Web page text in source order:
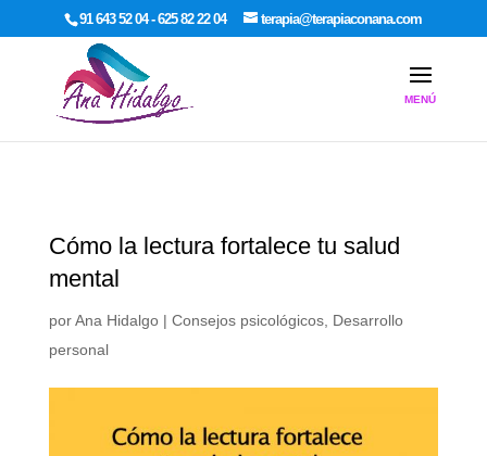
google-site-verification: google7dcda757e565a307.html
91 643 52 04 - 625 82 22 04 terapia@terapiaconana.com
Cómo la lectura fortalece tu salud
mental
porAna Hidalgo| Consejos psicológicos, Desarrollo
personal